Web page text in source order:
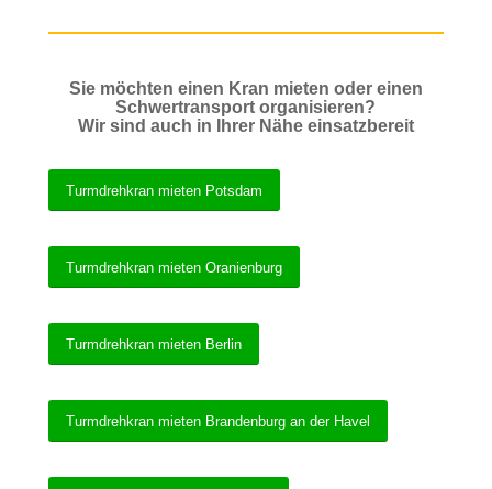
Sie möchten einen Kran mieten oder einen
Schwertransport organisieren?
Wir sind auch in Ihrer Nähe einsatzbereit
Turmdrehkran mieten Potsdam
Turmdrehkran mieten Oranienburg
Turmdrehkran mieten Berlin
Turmdrehkran mieten Brandenburg an der Havel